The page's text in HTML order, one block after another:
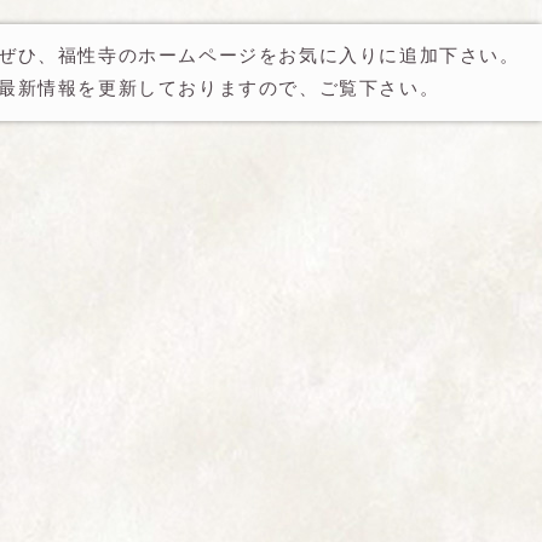
ひ、福性寺のホームページをお気に入りに追加下さい。
新情報を更新しておりますので、ご覧下さい。